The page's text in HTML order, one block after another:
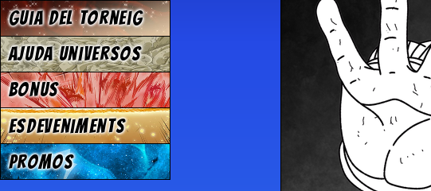
Guia del torneig
Ajuda Universos
Bonus
Esdeveniments
Promos